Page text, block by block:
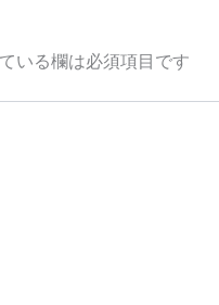
いる欄は必須項目です